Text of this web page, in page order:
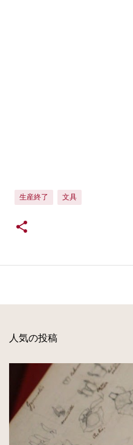
生産終了 文具
人気の投稿